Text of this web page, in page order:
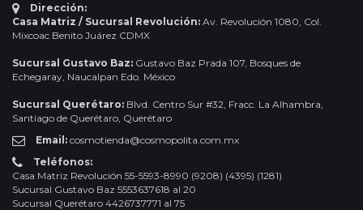
Dirección:
Casa Matriz / Sucursal Revolución: Av. Revolución 1080, Col.
Mixcoac Benito Juárez CDMX
Sucursal Gustavo Baz: Gustavo Baz Prada 107, Bosques de
Echegaray, Naucalpan Edo. México
Sucursal Querétaro: Blvd. Centro Sur #32, Fracc. La Alhambra,
Santiago de Querétaro, Querétaro
Email: cosmotienda@cosmopolita.com.mx
Teléfonos:
Casa Matriz Revolución 55-5593-8990 (9208) (4395) (1281)
Sucursal Gustavo Baz 5553637618 al 20
Sucursal Querétaro 4426737771 al 75